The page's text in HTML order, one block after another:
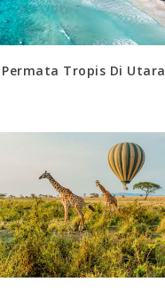
Tropis Di Utara